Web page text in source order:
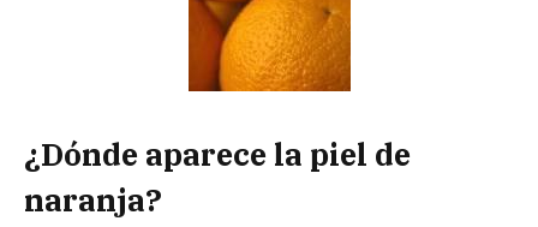
¿Dónde aparece la piel de
naranja?